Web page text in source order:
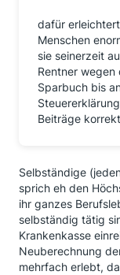
dafür
Menschen
sie seinerzeit
Rentner wegen
Sparbuch bis
Beiträge
Selbständige
sprich eh den
ihr ganzes
selbständig tätig
Krankenkasse
Neuberechnung
mehrfach erlebt,